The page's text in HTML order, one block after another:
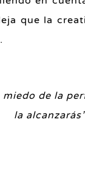
que la
miedo de la
la